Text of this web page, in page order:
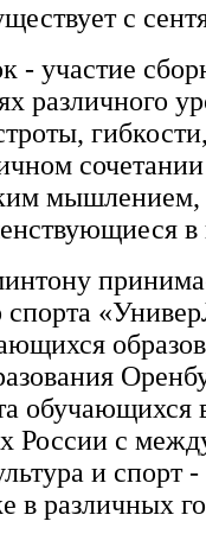
с
- участие
различного
мышлением,
в
спорта
обучающихся
России с
и спорт -
в различных